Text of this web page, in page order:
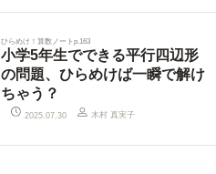
ひらめけ！算数ノートp.163
小学5年生でできる平行四辺形
の問題、ひらめけば一瞬で解け
ちゃう？
2025.07.30 木村 真実子